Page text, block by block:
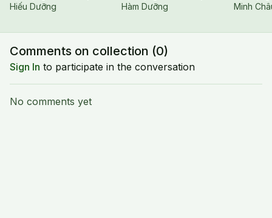
Hiếu Dưỡng
Hàm Dưỡng
Minh
Comments on collection (0)
Sign In to participate in the conversation
No comments yet